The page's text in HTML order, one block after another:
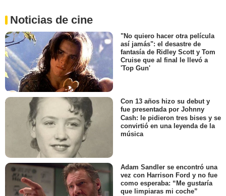
Noticias de cine
"No quiero hacer otra película
así jamás": el desastre de
fantasía de Ridley Scott y Tom
Cruise que al final le llevó a
'Top Gun'
Con 13 años hizo su debut y
fue presentada por Johnny
Cash: le pidieron tres bises y se
convirtió en una leyenda de la
música
Adam Sandler se encontró una
vez con Harrison Ford y no fue
como esperaba: “Me gustaría
que limpiaras mi coche”